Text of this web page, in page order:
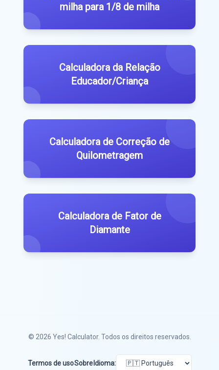
milha para 1/8 de milha
Calculadora da Relação
Educador/Criança
Calculadora de Correção de
Quilometragem
Calculadora de Fator de
Diamante
© 2026 Yes! Calculator. Todos os direitos reservados.
Termos de usoSobre Idioma: